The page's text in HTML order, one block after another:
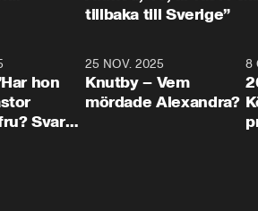
tillbaka till Sverige”
hon
Svar
31:05
25 NOV. 2025
Knutby – Vem
mördade Alexandra?
8